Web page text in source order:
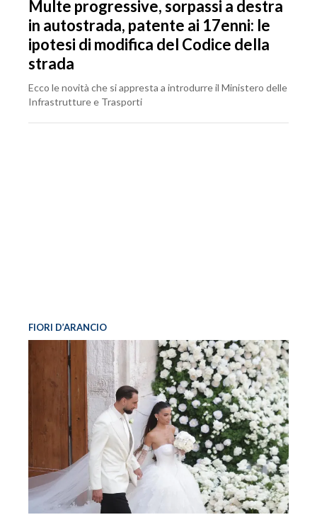
Multe progressive, sorpassi a destra
in autostrada, patente ai 17enni: le
ipotesi di modifica del Codice della
strada
Ecco le novità che si appresta a introdurre il Ministero delle
Infrastrutture e Trasporti
FIORI D’ARANCIO